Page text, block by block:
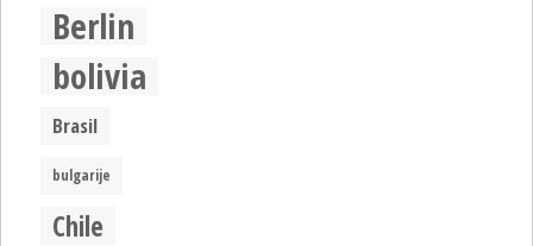
Berlin
bolivia
Brasil
bulgarije
Chile